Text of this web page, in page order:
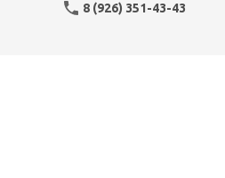
8 (926) 351-43-43